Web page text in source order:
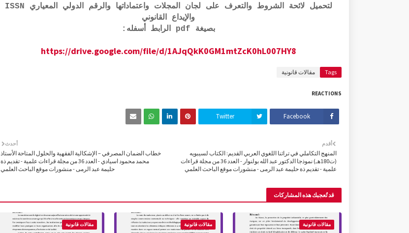
لتحميل لائحة الشروط والتعرف على لجان المجلات واعتماداتها والرقم الدولي المعياري ISSN
والإيداع القانوني
بصيغة pdf الرابط أسفله:
https://drive.google.com/file/d/1AJqQkK0GM1mtZcK0hL007HY8
Tags مقالات قانونية
REACTIONS
Facebook
Twitter
أحدث
خطاب الضمان المصرفي – الإشكالية الفقهية والحلول المتاحة الأستاذ
محمد محمود اسيادي - العدد 36 من مجلة قراءات علمية - تقديم ذة
حليمة عبد الرمى - منشورات موقع الباحث العلمي
أقدم
المنهج التكاملي في تراثنا اللغوي العربي القديم: الكتاب لسيبويه
(ت180هـ) نموذجا الدكتور عبد الله بولنوار - العدد 36 من مجلة قراءات
علمية - تقديم ذة حليمة عبد الرمى - منشورات موقع الباحث العلمي
قد تُعجبك هذه المشاركات
مقالات قانونية مقالات قانونية مقالات قانونية